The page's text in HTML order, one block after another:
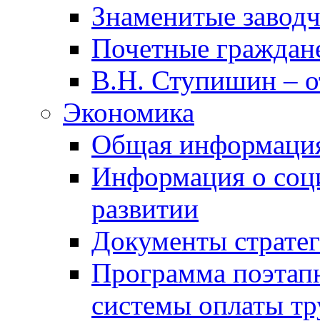
Знаменитые
Почетные
В.Н. Ступишин –
Экономика
Общая
Информация о
развитии
Документы
Программа
системы оплаты